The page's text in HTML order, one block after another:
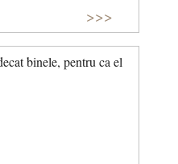
>>>
binele, pentru ca el